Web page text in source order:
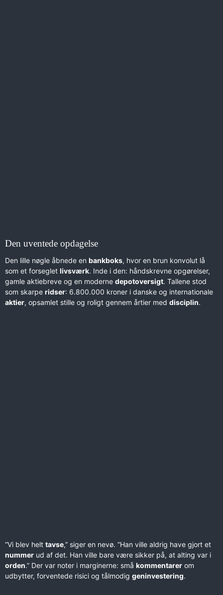
Den uventede opdagelse
Den lille nøgle åbnede en bankboks, hvor en brun konvolut lå
som et forseglet livsværk. Inde i den: håndskrevne opgørelser,
gamle aktiebreve og en moderne depotoversigt. Tallene stod
som skarpe ridser: 6.800.000 kroner i danske og internationale
aktier, opsamlet stille og roligt gennem årtier med disciplin.
“Vi blev helt tavse,” siger en nevø. “Han ville aldrig have gjort et
nummer ud af det. Han ville bare være sikker på, at alting var i
orden.” Der var noter i marginerne: små kommentarer om
udbytter, forventede risici og tålmodig geninvestering.